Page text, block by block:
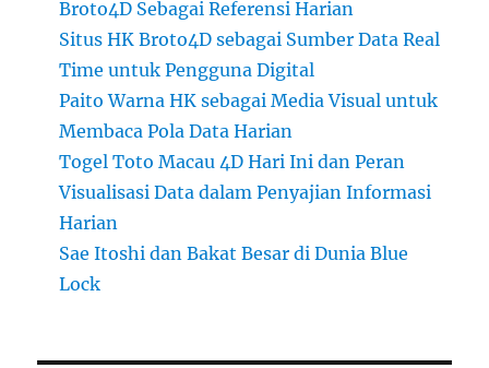
Broto4D Sebagai Referensi Harian
Situs HK Broto4D sebagai Sumber Data Real
Time untuk Pengguna Digital
Paito Warna HK sebagai Media Visual untuk
Membaca Pola Data Harian
Togel Toto Macau 4D Hari Ini dan Peran
Visualisasi Data dalam Penyajian Informasi
Harian
Sae Itoshi dan Bakat Besar di Dunia Blue
Lock